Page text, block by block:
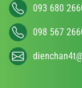
093 680
098 567